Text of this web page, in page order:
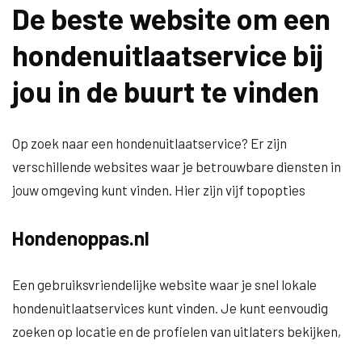
De beste website om een
hondenuitlaatservice bij
jou in de buurt te vinden
Op zoek naar een hondenuitlaatservice? Er zijn
verschillende websites waar je betrouwbare diensten in
jouw omgeving kunt vinden. Hier zijn vijf topopties
Hondenoppas.nl
Een gebruiksvriendelijke website waar je snel lokale
hondenuitlaatservices kunt vinden. Je kunt eenvoudig
zoeken op locatie en de profielen van uitlaters bekijken,